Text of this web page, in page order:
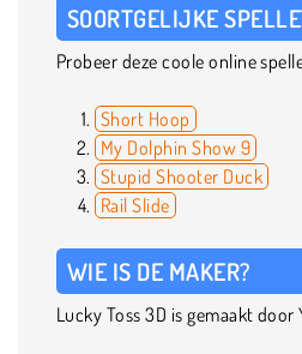
SOORTGELIJKE
Probeer deze coole online
Short Hoop
My Dolphin Show 9
Stupid Shooter Duck
Rail Slide
WIE IS DE MAKER?
Lucky Toss 3D is gemaakt door